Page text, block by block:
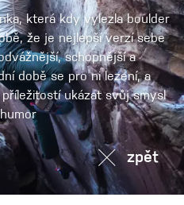
která kdy vylezla boulder
že je nejlepší verzí sebe
schopnější a
době se pro ni lezení, a
ukázat svůj smysl
zpět